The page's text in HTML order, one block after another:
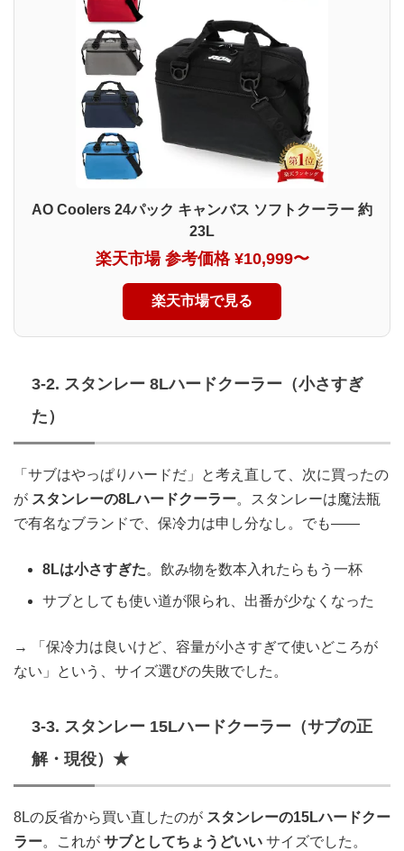
AO Coolers 24パック キャンバス ソフトクーラー 約
23L
楽天市場 参考価格 ¥10,999〜
楽天市場で見る
3-2. スタンレー 8Lハードクーラー（小さすぎ
た）
「サブはやっぱりハードだ」と考え直して、次に買ったの
が スタンレーの8Lハードクーラー。スタンレーは魔法瓶
で有名なブランドで、保冷力は申し分なし。でも——
8Lは小さすぎた。飲み物を数本入れたらもう一杯
サブとしても使い道が限られ、出番が少なくなった
→ 「保冷力は良いけど、容量が小さすぎて使いどころが
ない」という、サイズ選びの失敗でした。
3-3. スタンレー 15Lハードクーラー（サブの正
解・現役）★
8Lの反省から買い直したのが スタンレーの15Lハードクー
ラー。これが サブとしてちょうどいい サイズでした。